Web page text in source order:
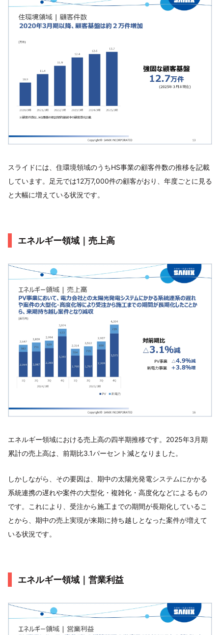
スライドには、住環境領域のうちHS事業の顧客件数の推移を記載
しています。足元では12万7,000件の顧客がおり、年度ごとに見る
と大幅に増えている状況です。
エネルギー領域｜売上高
エネルギー領域における売上高の四半期推移です。2025年3月期
累計の売上高は、前期比3.1パーセント減となりました。
しかしながら、その要因は、期中の太陽光発電システムにかかる
系統連携の遅れや案件の大型化・複雑化・高度化などによるもの
です。これにより、受注から施工までの期間が長期化しているこ
とから、期中の売上実現が来期に持ち越しとなった案件が増えて
いる状況です。
エネルギー領域｜営業利益